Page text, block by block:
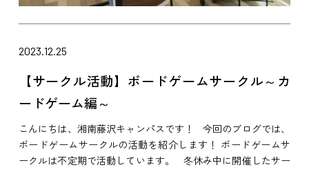
2023.12.25
【サークル活動】ボードゲームサークル～カ
ードゲーム編～
こんにちは、湘南藤沢キャンパスです！ 今回のブログでは、
ボードゲームサークルの活動を紹介します！ ボードゲームサ
ークルは不定期で活動しています。 冬休み中に開催したサー